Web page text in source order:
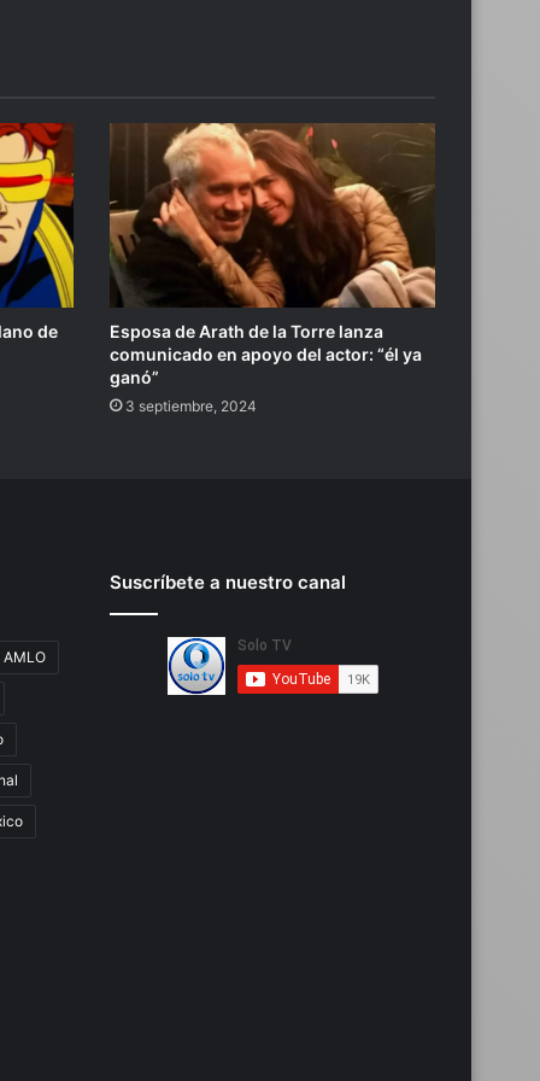
de
Esposa de Arath de la Torre lanza
comunicado en apoyo del actor: “él ya
ganó”
3 septiembre, 2024
AMLO
Suscríbete a nuestro canal